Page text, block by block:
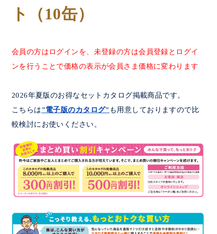
ト（10缶）
会員の方はログインを、未登録の方は会員登録とログイ
ンを行うことで価格の表示が会員さま価格に変わります
2026年夏版のお得なセットカタログ掲載商品です。
こちらは"電子版のカタログ" も用意しておりますので比
較検討にお使いください。